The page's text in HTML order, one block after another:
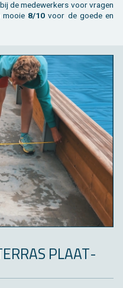
de me­de­wer­kers voor vra­gen
mooie 8/10 voor de goede en
PLAAT­